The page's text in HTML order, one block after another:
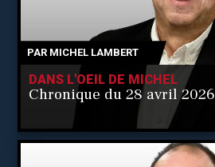
PAR MICHEL LAMBERT
DANS L'OEIL DE MICHEL
Chronique du 28 avril 2026